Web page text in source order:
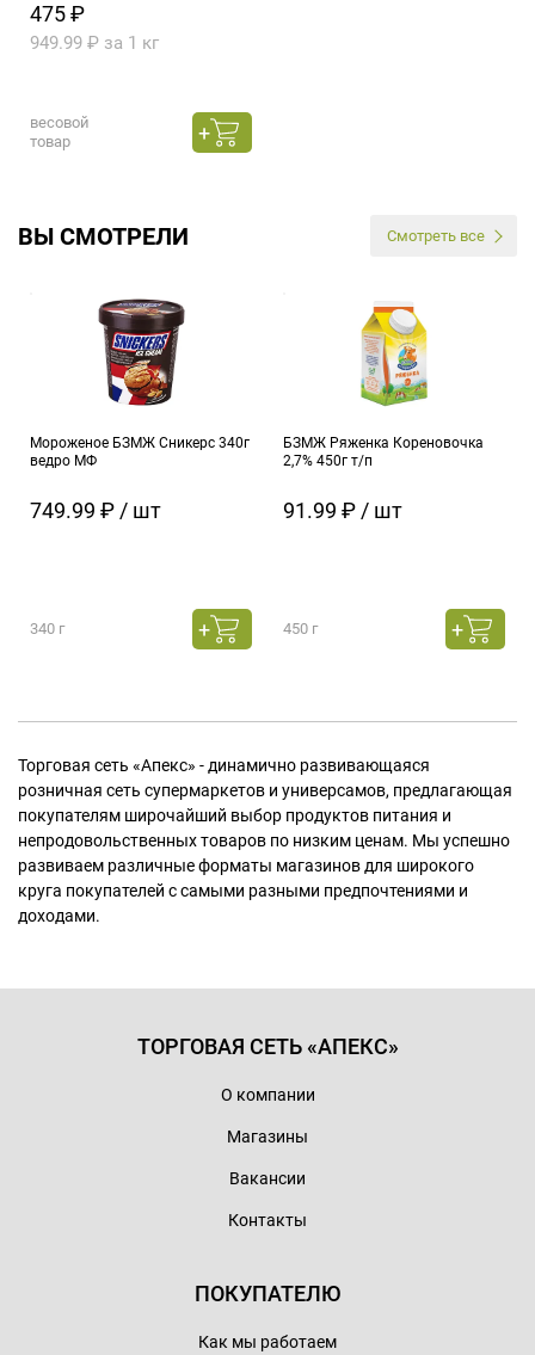
475 ₽
949.99 ₽ за 1 кг
весовой
товар
ВЫ СМОТРЕЛИ Смотреть все
Мороженое БЗМЖ Сникерс 340г
ведро МФ
749.99 ₽ / шт
340 г
БЗМЖ Ряженка Кореновочка
2,7% 450г т/п
91.99 ₽ / шт
450 г
Торговая сеть «Апекс» - динамично развивающаяся
розничная сеть супермаркетов и универсамов, предлагающая
покупателям широчайший выбор продуктов питания и
непродовольственных товаров по низким ценам. Мы успешно
развиваем различные форматы магазинов для широкого
круга покупателей с самыми разными предпочтениями и
доходами.
ТОРГОВАЯ СЕТЬ «АПЕКС»
О компании
Магазины
Вакансии
Контакты
ПОКУПАТЕЛЮ
Как мы работаем